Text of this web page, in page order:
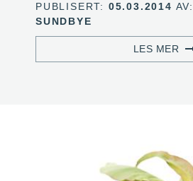
PUBLISERT: 05.03.2014 AV:
SUNDBYE
LES MER